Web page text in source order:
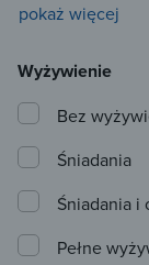
pokaż więcej
Wyżywienie
Bez
Śniadania
Śniadania i
Pełne